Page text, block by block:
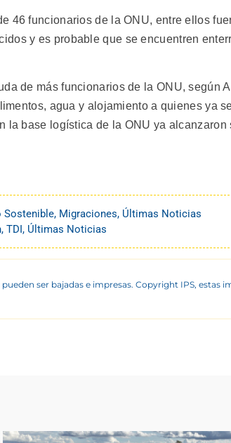
46 funcionarios de la ONU, entre ellos
y es probable que se encuentren
de más funcionarios de la ONU, según
agua y alojamiento a quienes ya
la base logística de la ONU ya alcanzaron
Sostenible, Migraciones, Últimas Noticias
, TDI, Últimas Noticias
ser bajadas e impresas. Copyright IPS, estas